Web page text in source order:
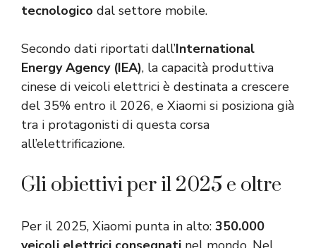
tecnologico dal settore mobile.
Secondo dati riportati dall’International
Energy Agency (IEA), la capacità produttiva
cinese di veicoli elettrici è destinata a crescere
del 35% entro il 2026, e Xiaomi si posiziona già
tra i protagonisti di questa corsa
all’elettrificazione.
Gli obiettivi per il 2025 e oltre
Per il 2025, Xiaomi punta in alto: 350.000